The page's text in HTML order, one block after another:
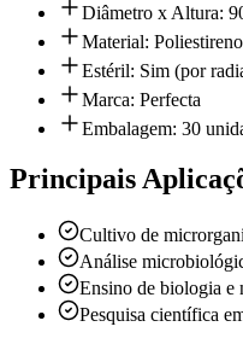
Diâmetro x Altura:
Material:
Estéril: Sim (por
Marca: Perfecta
Embalagem: 30
Principais
Cultivo de
Análise
Ensino de biologia e
Pesquisa científica